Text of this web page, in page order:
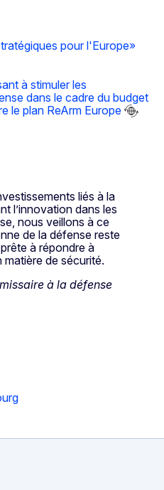
pour l'Europe»
à stimuler les
dans le cadre du budget
le plan ReArm Europe
liés à la
l’innovation dans les
nous veillons à ce
de la défense reste
à répondre à
matière de sécurité.
à la défense